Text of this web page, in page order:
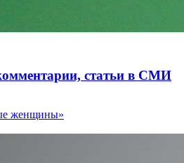
статьи в СМИ
женщины»